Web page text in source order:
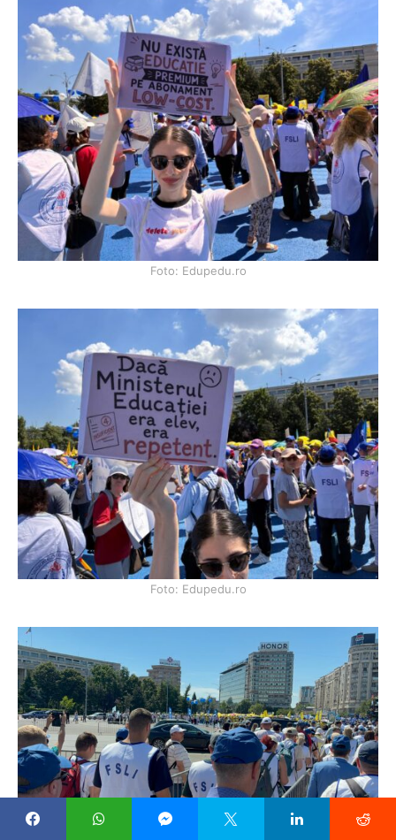
Foto: Edupedu.ro
Foto: Edupedu.ro